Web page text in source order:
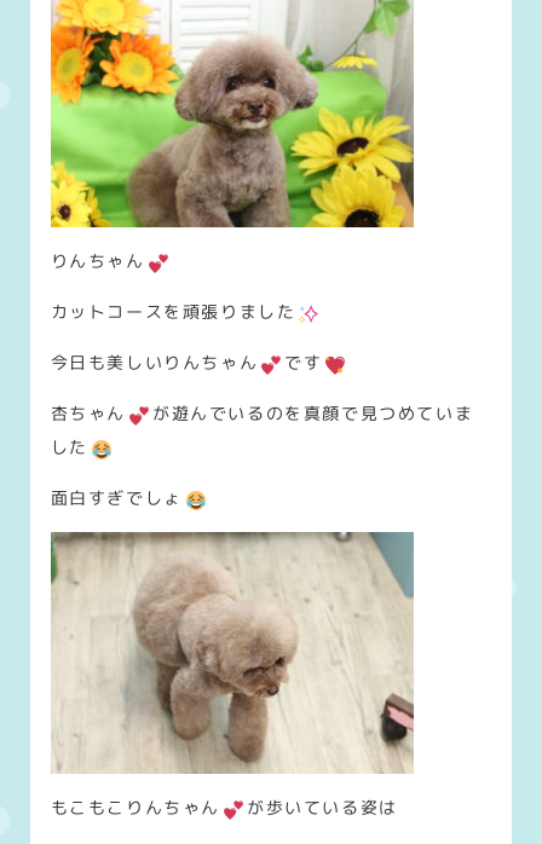
りんちゃん
カットコースを頑張りました
今日も美しいりんちゃん です
杏ちゃん
が遊んでいるのを真顔で見つめていま
した
面白すぎでしょ
もこもこりんちゃん が歩いている姿は